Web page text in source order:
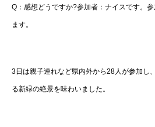
Q：感想どうですか?参加者：ナイスです。
ます。
3日は親子連れなど県内外から28人が参加し
る新緑の絶景を味わいました。